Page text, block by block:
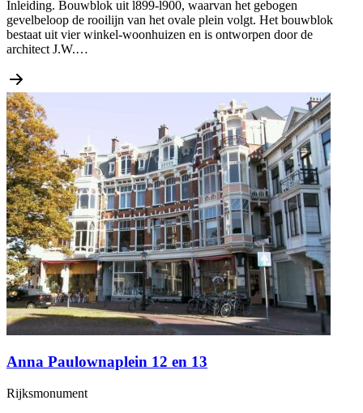
Inleiding. Bouwblok uit l899-l900, waarvan het gebogen
gevelbeloop de rooilijn van het ovale plein volgt. Het bouwblok
bestaat uit vier winkel-woonhuizen en is ontworpen door de
architect J.W.…
Anna Paulownaplein 12 en 13
Rijksmonument